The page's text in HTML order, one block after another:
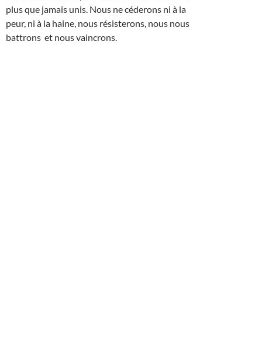
plus que jamais unis. Nous ne céderons ni à la
peur, ni à la haine, nous résisterons, nous nous
battrons et nous vaincrons.